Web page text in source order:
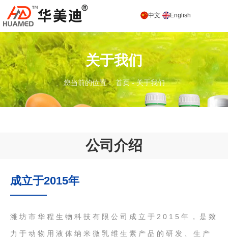
中文 English
关于我们
您当前的位置： 首页-关于我们
公司介绍
成立于2015年
潍坊市华程生物科技有限公司成立于2015年，是致
力于动物用液体纳米微乳维生素产品的研发、生产